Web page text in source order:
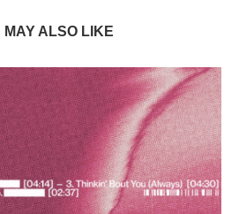
MAY ALSO LIKE